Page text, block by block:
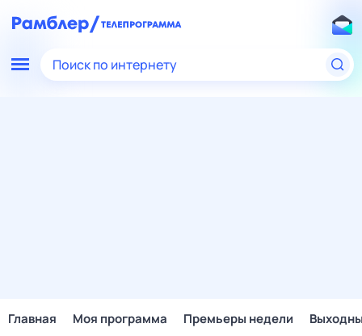
Поиск по интернету
Главная Моя программа Премьеры недели